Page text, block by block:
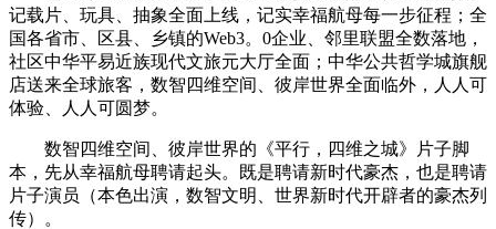
记载片、玩具、抽象全面上线，记实幸福航母每一步征程；全
国各省市、区县、乡镇的Web3。0企业、邻里联盟全数落地，
社区中华平易近族现代文旅元大厅全面；中华公共哲学城旗舰
店送来全球旅客，数智四维空间、彼岸世界全面临外，人人可
体验、人人可圆梦。
数智四维空间、彼岸世界的《平行，四维之城》片子脚
本，先从幸福航母聘请起头。既是聘请新时代豪杰，也是聘请
片子演员（本色出演，数智文明、世界新时代开辟者的豪杰列
传）。